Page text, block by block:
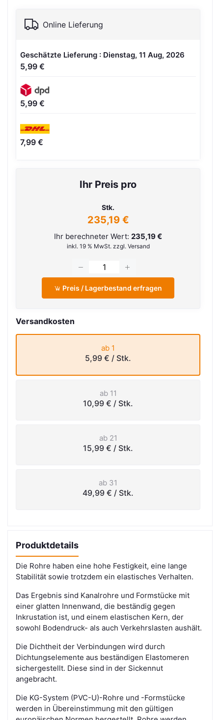
Online Lieferung
Geschätzte Lieferung : Dienstag, 11 Aug, 2026
5,99 €
5,99 €
7,99 €
Ihr Preis pro
Stk.
235,19 €
Ihr berechneter Wert: 235,19 €
inkl. 19 % MwSt. zzgl. Versand
Preis / Lagerbestand erfragen
Versandkosten
ab 1
5,99 € / Stk.
ab 11
10,99 € / Stk.
ab 21
15,99 € / Stk.
ab 31
49,99 € / Stk.
Produktdetails
Die Rohre haben eine hohe Festigkeit, eine lange
Stabilität sowie trotzdem ein elastisches Verhalten.
Das Ergebnis sind Kanalrohre und Formstücke mit
einer glatten Innenwand, die beständig gegen
Inkrustation ist, und einem elastischen Kern, der
sowohl Bodendruck- als auch Verkehrslasten aushält.
Die Dichtheit der Verbindungen wird durch
Dichtungselemente aus beständigen Elastomeren
sichergestellt. Diese sind in der Sickennut
angebracht.
Die KG-System (PVC-U)-Rohre und -Formstücke
werden in Übereinstimmung mit den gültigen